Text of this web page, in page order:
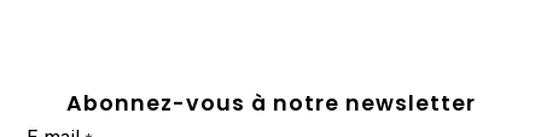
Abonnez-vous à notre newsletter